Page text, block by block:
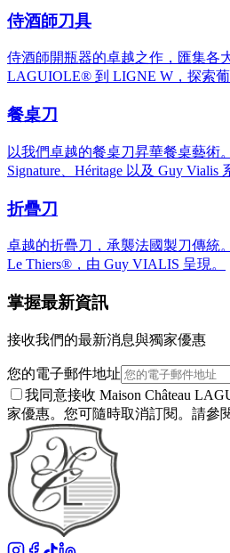
侍酒師刀具
侍酒師開瓶器的卓越之作，匯集各
LAGUIOLE® 到 LIGNE W，探索葡
餐桌刀
以我們卓越的餐桌刀昇華餐桌藝術
Signature、Héritage 以及 Guy Vialis
折疊刀
卓越的折疊刀，承襲法國製刀傳統
Le Thiers®，由 Guy VIALIS 呈現。
掌握最新資訊
接收我們的最新消息與獨家優惠
您的電子郵件地址
我同意接收 Maison Château
家優惠。您可隨時取消訂閱。請參